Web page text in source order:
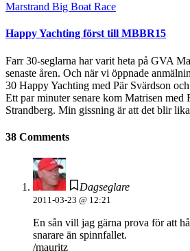
Marstrand Big Boat Race
Happy Yachting först till MBBR15
Farr 30-seglarna har varit heta på GVA
senaste åren. Och när vi öppnade
30 Happy Yachting med Pär Svärdson
Ett par minuter senare kom Matrisen med
Strandberg. Min gissning är att det blir
38 Comments
Dagseglare
2011-03-23 @ 12:21
En sån vill jag gärna prova för att
snarare än spinnfallet.
/mauritz